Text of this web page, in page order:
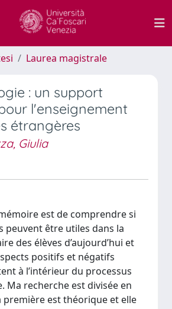
Laurea magistrale
: un support
l'enseignement
étrangères
Giulia
est de comprendre si
peuvent être utiles dans la
des élèves d’aujourd’hui et
positifs et négatifs
à l’intérieur du processus
Ma recherche est divisée en
première est théorique et elle